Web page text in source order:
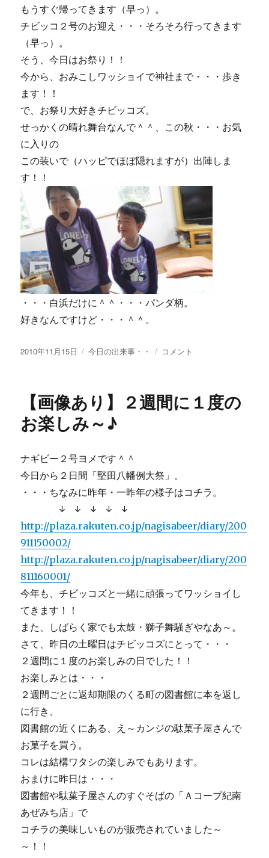
ー
（笑）
もうすぐ帰ってきます（早っ）。
チビッコ２号のお迎え・・・そろそろ行ってきます
（早っ）。
そう、今日はお祭り！！
今から、おみこしワッショイで神社まで・・・歩き
ます！！
で、お祭り大好きチビッコズ。
せっかくの晴れ舞台なんで＾＾、この秋・・・お気
に入りの
この装いで（ハッピでほぼ隠れますが）出陣しま
す！！
・・・白浜だけに＾＾・・・パンダ柄。
好きなんですけど・・・＾＾。
投
2010年11月15日
カ
ー
今日の出来事・・
【画
白
浜
コメント
【画像あり】２週間に１度の
お楽しみ～♪
ナギビー２号ヨメです＾＾
今日から２日間「堅田八幡例大祭」。
・・・ちなみに昨年・一昨年の様子はコチラ。
↓ ↓ ↓ ↓ ↓
http://plaza.rakuten.co.jp/nagisabeer/diary/200
911150002/
http://plaza.rakuten.co.jp/nagisabeer/diary/200
811160001/
今年も、チビッコズと一緒に頑張ってワッショイし
てきます！！
また、しばらく家でも太鼓・獅子舞騒ぎやなあ～。
さて、昨日の土曜日はチビッコズにとって・・・
２週間に１度のお楽しみの日でした！！
お楽しみとは・・・
２週間ごとに返却期限のくる町の図書館に本を返し
に行き、
図書館の近くにある、え～カンジの駄菓子屋さんで
お菓子を買う。
コレは結構ワタシの楽しみでもあります。
おまけに昨日は・・・
図書館や駄菓子屋さんのすぐそばの「Ａコープ紀南
あぜみち店」で
コチラの美味しいものが販売されていました～
～！！